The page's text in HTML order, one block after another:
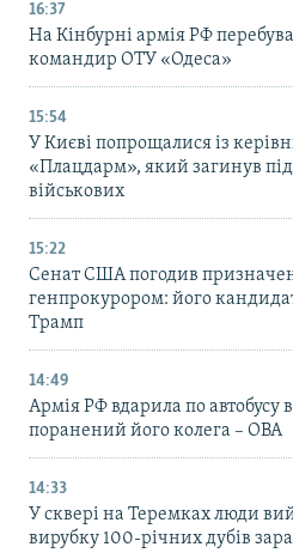
16:37
На Кінбурні армія РФ
командир ОТУ «Одеса»
15:54
У Києві попрощалися із
«Плацдарм», який загинув під
військових
15:22
Сенат США погодив
генпрокурором: його
Трамп
14:49
Армія РФ вдарила по автобусу
поранений його колега – ОВА
14:33
У сквері на Теремках люди
вирубку 100-річних дубів